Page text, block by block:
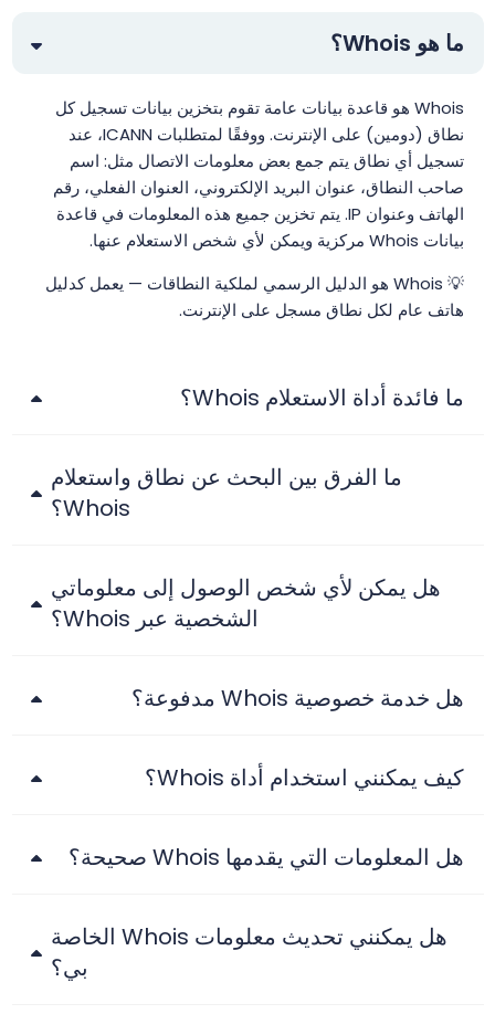
ما هو Whois؟
Whois هو قاعدة بيانات عامة تقوم بتخزين بيانات تسجيل كل
نطاق (دومين) على الإنترنت. ووفقًا لمتطلبات ICANN، عند
تسجيل أي نطاق يتم جمع بعض معلومات الاتصال مثل: اسم
صاحب النطاق، عنوان البريد الإلكتروني، العنوان الفعلي، رقم
الهاتف وعنوان IP. يتم تخزين جميع هذه المعلومات في قاعدة
بيانات Whois مركزية ويمكن لأي شخص الاستعلام عنها.
💡 Whois هو الدليل الرسمي لملكية النطاقات — يعمل كدليل
هاتف عام لكل نطاق مسجل على الإنترنت.
ما فائدة أداة الاستعلام Whois؟
ما الفرق بين البحث عن نطاق واستعلام
Whois؟
هل يمكن لأي شخص الوصول إلى معلوماتي
الشخصية عبر Whois؟
هل خدمة خصوصية Whois مدفوعة؟
كيف يمكنني استخدام أداة Whois؟
هل المعلومات التي يقدمها Whois صحيحة؟
هل يمكنني تحديث معلومات Whois الخاصة
بي؟